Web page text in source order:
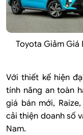
Toyota Giảm Giá
Với thiết kế hiện
tính năng an toàn
giá bán mới,
cải thiện doanh số
Nam.